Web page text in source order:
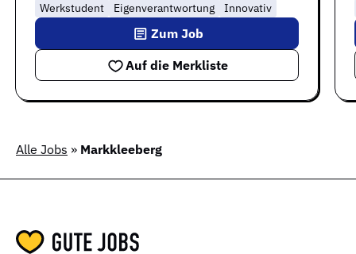
Werkstudent Eigenverantwortung Innovativ
Auf die Merkliste
Zum Job
Alle Jobs » Markkleeberg